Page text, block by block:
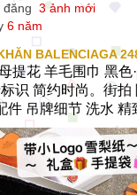
đăng 3 ảnh mới
6 năm
BALENCIAGA
提花 羊毛围巾 黑色
识 简约时尚。街拍
件 吊牌细节 洗水